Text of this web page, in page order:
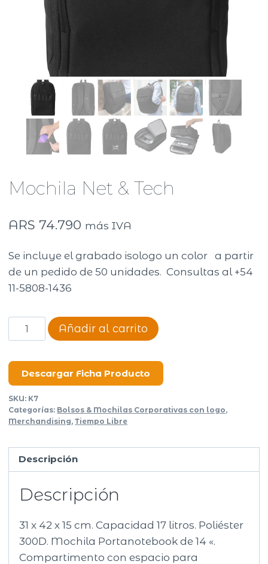
Mochila Net & Tech
ARS 74.790 más IVA
Se incluye el grabado isologo un color a partir
de un pedido de 50 unidades. Consultas al +54
11-5808-1436
Mochila
Net
Tech
cantidad
Añadir al carrito
Descargar Ficha Producto
SKU: K7
Categorías: Bolsos & Mochilas Corporativas con logo,
Merchandising,Tiempo Libre
Descripción
Descripción
31 x 42 x 15 cm. Capacidad 17 litros. Poliéster
300D. Mochila Portanotebook de 14 «.
Compartimento con espacio para